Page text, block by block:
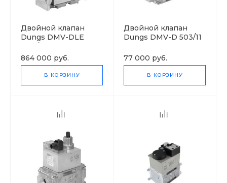
Двойной клапан
Dungs DMV-DLE
864 000 руб.
В КОРЗИНУ
Двойной клапан
Dungs DMV-D 503/11
77 000 руб.
В КОРЗИНУ